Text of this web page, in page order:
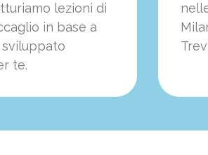
lezioni di
in base a
te.